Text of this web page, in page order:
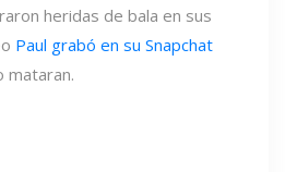
heridas de bala en sus
Paul grabó en su Snapchat
mataran.